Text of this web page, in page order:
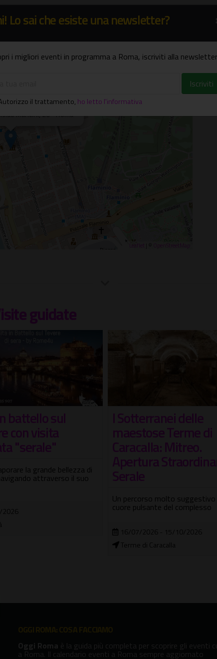
Mancini, 20 - Roma
×
guidate
delle
Terme di
Mitreo.
Straordinaria
del complesso
Apertura
dei Villini delle Fate
Visita guidata agli interni e al
privato, normalmente chiusi al
pubblico
04/08/2026 - 10/08/2026
In città
Lo sai che esiste una newsletter?
i migliori eventi in programma a Roma, iscriviti alla
il trattamento, ho letto l'informativa